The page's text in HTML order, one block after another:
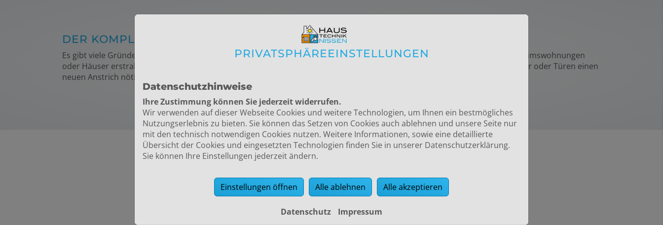
DER KOMPLETTSERVICE VON HAUSTECHNIK ARNE NISSEN GMBH
Es gibt viele Gründe für Instandhaltungsreparaturen. Der gängigste ist der Auszug aus einer Mietwohnung, aber auch Eigentumswohnungen
oder Häuser erstrahlen danach im neuen Glanz. Egal ob Sie Ihre Wände neu tapezieren oder streichen wollen, Ihre Heizkörper oder Türen einen
neuen Anstrich nötig haben oder Sie Bohrlöcher in der Wand füllen müssen: Wir erledigen das für Sie.
IHRE VORTEILE BEI HAUSTECHNIK ARNE NISSEN GMBH
Wir kümmern uns um IhreInstandhaltungsreparaturen:
PRIVATSPHÄRE­EINSTELLUNGEN
Datenschutzhinweise
Ihre Zustimmung können Sie jederzeit widerrufen.
Wir verwenden auf dieser Webseite Cookies und weitere Technologien, um Ihnen ein bestmögliches
Nutzungserlebnis zu bieten. Sie können das Setzen von Cookies auch ablehnen und unsere Seite nur
mit den technisch notwendigen Cookies nutzen. Weitere Informationen, sowie eine detaillierte
Übersicht der Cookies und eingesetzten Technologien finden Sie in unserer Datenschutzerklärung.
Sie können Ihre Einstellungen jederzeit ändern.
Einstellungen öffnen Alle ablehnen Alle akzeptieren
Datenschutz Impressum